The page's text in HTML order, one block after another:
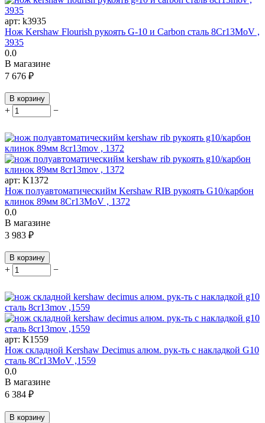
арт: k3935
Нож Kershaw Flourish рукоять G-10 и Carbon сталь 8Cr13MoV ,
3935
0.0
В магазине
7 676 ₽
В корзину
+ −
арт: K1372
Нож полуавтоматическийм Kershaw RIB рукоять G10/карбон
клинок 89мм 8Cr13MoV , 1372
0.0
В магазине
3 983 ₽
В корзину
+ −
арт: K1559
Нож складной Kershaw Decimus алюм. рук-ть с накладкой G10
сталь 8Cr13MoV ,1559
0.0
В магазине
6 384 ₽
В корзину